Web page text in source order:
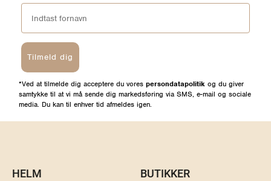
Tilmeld dig
*Ved at tilmelde dig acceptere du vores persondatapolitik og du giver
samtykke til at vi må sende dig markedsføring via SMS, e-mail og sociale
media. Du kan til enhver tid afmeldes igen.
HELM BUTIKKER